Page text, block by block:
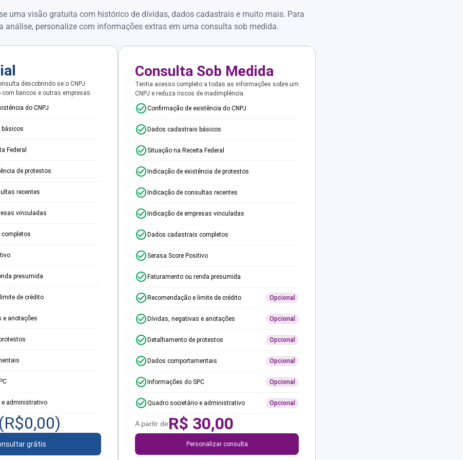
uma visão gratuita com histórico de dívidas, dados cadastrais e muito mais. Para
análise, personalize com informações extras em uma consulta sob medida.
descobrindo se o CNPJ
bancos e outras empresas.
do CNPJ
Federal
de protestos
recentes
vinculadas
presumida
de crédito
e anotações
e administrativo
(R$0,00)
grátis
Consulta Sob Medida
Tenha acesso completo a todas as informações sobre um
CNPJ e reduza riscos de inadimplência.
Confirmação de existência do CNPJ
Dados cadastrais básicos
Situação na Receita Federal
Indicação de existência de protestos
Indicação de consultas recentes
Indicação de empresas vinculadas
Dados cadastrais completos
Serasa Score Positivo
Faturamento ou renda presumida
Recomendação e limite de crédito Opcional
Dívidas, negativas e anotações Opcional
Detalhamento de protestos Opcional
Dados comportamentais Opcional
Informações do SPC Opcional
Quadro societário e administrativo Opcional
A partir deR$ 30,00
Personalizar consulta